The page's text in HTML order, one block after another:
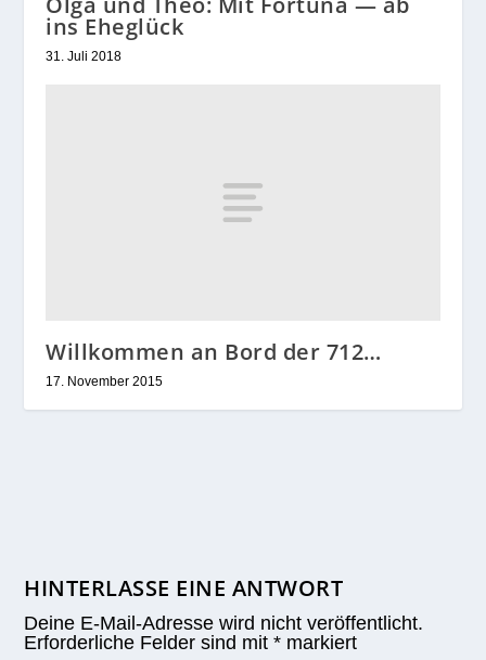
ins Eheglück
31. Juli 2018
Willkommen an Bord der 712…
17. November 2015
HINTERLASSE EINE ANTWORT
Deine E-Mail-Adresse wird nicht veröffentlicht.
Erforderliche Felder sind mit* markiert